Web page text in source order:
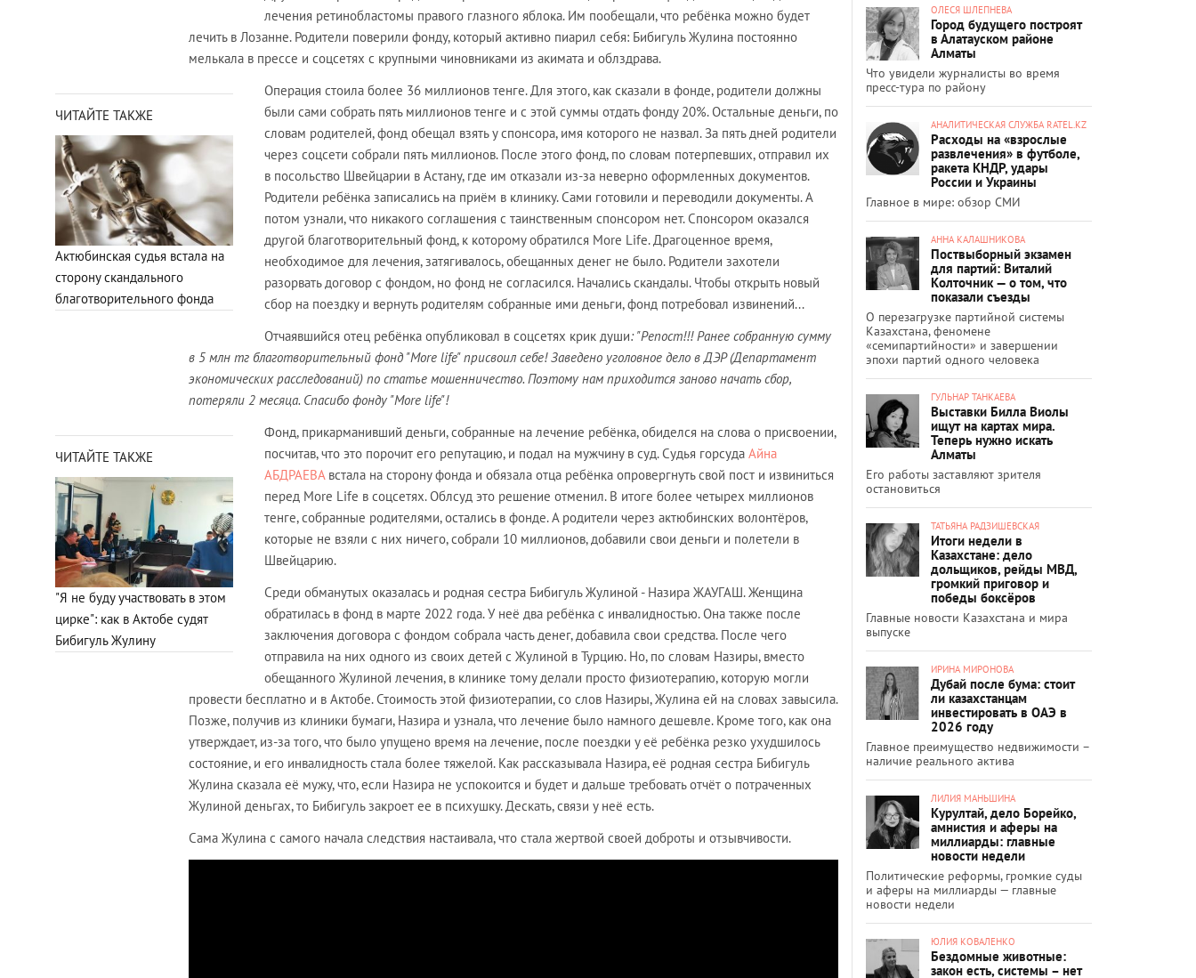
лечения ретинобластомы правого глазного яблока. Им пообещали, что ребёнка можно будет
лечить в Лозанне. Родители поверили фонду, который активно пиарил себя: Бибигуль Жулина постоянно
мелькала в прессе и соцсетях с крупными чиновниками из акимата и облздрава.
ЧИТАЙТЕ ТАКЖЕ
Актюбинская судья встала на
сторону скандального
благотворительного фонда
Операция стоила более 36 миллионов тенге. Для этого, как сказали в фонде, родители должны
были сами собрать пять миллионов тенге и с этой суммы отдать фонду 20%. Остальные деньги, по
словам родителей, фонд обещал взять у спонсора, имя которого не назвал. За пять дней родители
через соцсети собрали пять миллионов. После этого фонд, по словам потерпевших, отправил их
в посольство Швейцарии в Астану, где им отказали из-за неверно оформленных документов.
Родители ребёнка записались на приём в клинику. Сами готовили и переводили документы. А
потом узнали, что никакого соглашения с таинственным спонсором нет. Спонсором оказался
другой благотворительный фонд, к которому обратился More Life. Драгоценное время,
необходимое для лечения, затягивалось, обещанных денег не было. Родители захотели
разорвать договор с фондом, но фонд не согласился. Начались скандалы. Чтобы открыть новый
сбор на поездку и вернуть родителям собранные ими деньги, фонд потребовал извинений...
Отчаявшийся отец ребёнка опубликовал в соцсетях крик души: "Репост!!! Ранее собранную сумму
в 5 млн тг благотворительный фонд "More life" присвоил себе! Заведено уголовное дело в ДЭР (Департамент
экономических расследований) по статье мошенничество. Поэтому нам приходится заново начать сбор,
потеряли 2 месяца. Спасибо фонду "Мore life"!
ЧИТАЙТЕ ТАКЖЕ
"Я не буду участвовать в этом
цирке": как в Актобе судят
Бибигуль Жулину
Фонд, прикарманивший деньги, собранные на лечение ребёнка, обиделся на слова о присвоении,
посчитав, что это порочит его репутацию, и подал на мужчину в суд. Судья горсуда Айна
АБДРАЕВАвстала на сторону фонда и обязала отца ребёнка опровергнуть свой пост и извиниться
перед More Life в соцсетях. Облсуд это решение отменил. В итоге более четырех миллионов
тенге, собранные родителями, остались в фонде. А родители через актюбинских волонтёров,
которые не взяли с них ничего, собрали 10 миллионов, добавили свои деньги и полетели в
Швейцарию.
Среди обманутых оказалась и родная сестра Бибигуль Жулиной - Назира ЖАУГАШ. Женщина
обратилась в фонд в марте 2022 года. У неё два ребёнка с инвалидностью. Она также после
заключения договора с фондом собрала часть денег, добавила свои средства. После чего
отправила на них одного из своих детей с Жулиной в Турцию. Но, по словам Назиры, вместо
обещанного Жулиной лечения, в клинике тому делали просто физиотерапию, которую могли
провести бесплатно и в Актобе. Стоимость этой физиотерапии, со слов Назиры, Жулина ей на словах завысила.
Позже, получив из клиники бумаги, Назира и узнала, что лечение было намного дешевле. Кроме того, как она
утверждает, из-за того, что было упущено время на лечение, после поездки у её ребёнка резко ухудшилось
состояние, и его инвалидность стала более тяжелой. Как рассказывала Назира, её родная сестра Бибигуль
Жулина сказала её мужу, что, если Назира не успокоится и будет и дальше требовать отчёт о потраченных
Жулиной деньгах, то Бибигуль закроет ее в психушку. Дескать, связи у неё есть.
Сама Жулина с самого начала следствия настаивала, что стала жертвой своей доброты и отзывчивости.
ОЛЕСЯ ШЛЕПНЕВА
Город будущего построят
в Алатауском районе
Алматы
Что увидели журналисты во время
пресс-тура по району
АНАЛИТИЧЕСКАЯ СЛУЖБА RATEL.KZ
Расходы на «взрослые
развлечения» в футболе,
ракета КНДР, удары
России и Украины
Главное в мире: обзор СМИ
АННА КАЛАШНИКОВА
Поствыборный экзамен
для партий: Виталий
Колточник — о том, что
показали съезды
О перезагрузке партийной системы
Казахстана, феномене
«семипартийности» и завершении
эпохи партий одного человека
ГУЛЬНАР ТАНКАЕВА
Выставки Билла Виолы
ищут на картах мира.
Теперь нужно искать
Алматы
Его работы заставляют зрителя
остановиться
ТАТЬЯНА РАДЗИШЕВСКАЯ
Итоги недели в
Казахстане: дело
дольщиков, рейды МВД,
громкий приговор и
победы боксёров
Главные новости Казахстана и мира
выпуске
ИРИНА МИРОНОВА
Дубай после бума: стоит
ли казахстанцам
инвестировать в ОАЭ в
2026 году
Главное преимущество недвижимости –
наличие реального актива
ЛИЛИЯ МАНЬШИНА
Курултай, дело Борейко,
амнистия и аферы на
миллиарды: главные
новости недели
Политические реформы, громкие суды
и аферы на миллиарды — главные
новости недели
ЮЛИЯ КОВАЛЕНКО
Бездомные животные:
закон есть, системы – нет